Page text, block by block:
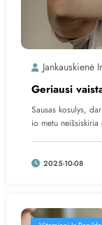
Jankauskienė
Geriausi
Sausas kosulys,
io metu
2025-10-08